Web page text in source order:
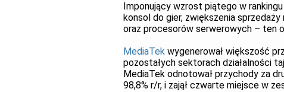
Imponujący wzrost piątego w rankingu
konsol do gier, zwiększenia
oraz procesorów serwerowych – ten
MediaTek wygenerował większość
pozostałych sektorach działalności
MediaTek odnotował przychody za
98,8% r/r, i zajął czwarte miejsce w